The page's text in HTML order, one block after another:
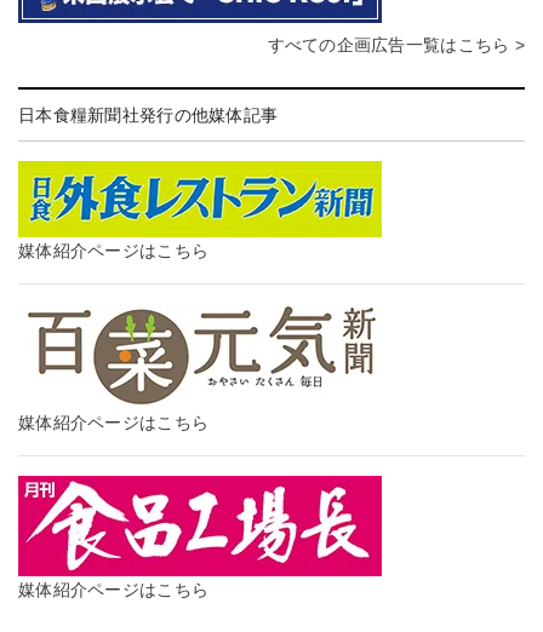
すべての企画広告一覧はこちら >
日本食糧新聞社発行の他媒体記事
媒体紹介ページはこちら
媒体紹介ページはこちら
媒体紹介ページはこちら